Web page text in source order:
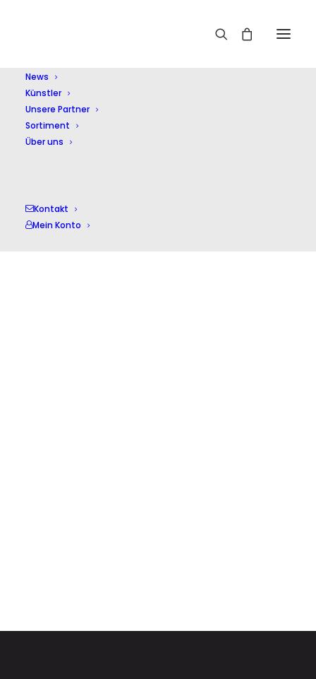
News
Künstler
Unsere Partner
Sortiment
Über uns
Kontakt
Mein Konto